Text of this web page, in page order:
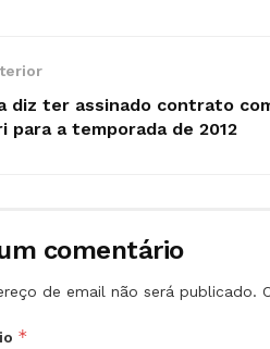
diz ter assinado contrato
para a temporada de 2012
comentário
de email não será publicado.
*